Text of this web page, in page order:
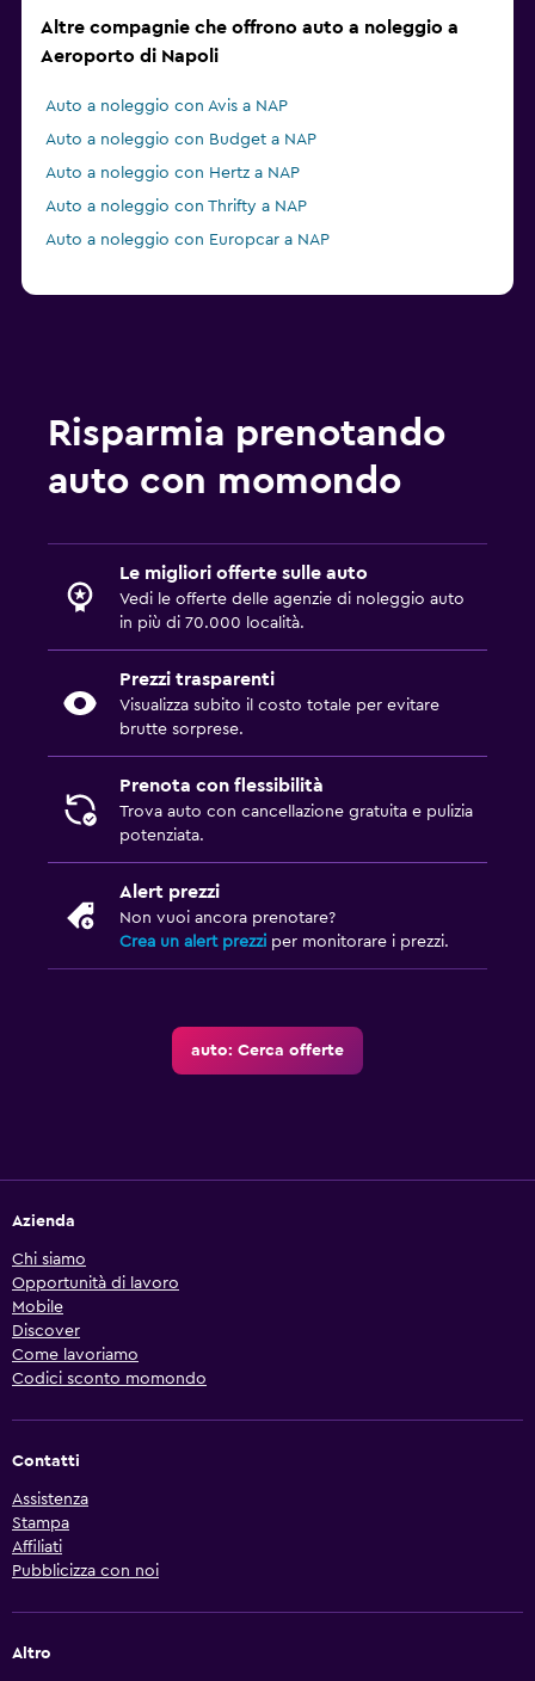
Altre compagnie che offrono auto a noleggio a
Aeroporto di Napoli
Auto a noleggio con Avis a NAP
Auto a noleggio con Budget a NAP
Auto a noleggio con Hertz a NAP
Auto a noleggio con Thrifty a NAP
Auto a noleggio con Europcar a NAP
Risparmia prenotando
auto con momondo
Le migliori offerte sulle auto
Vedi le offerte delle agenzie di noleggio auto
in più di 70.000 località.
Prezzi trasparenti
Visualizza subito il costo totale per evitare
brutte sorprese.
Prenota con flessibilità
Trova auto con cancellazione gratuita e pulizia
potenziata.
Alert prezzi
Non vuoi ancora prenotare?
Crea un alert prezzi per monitorare i prezzi.
auto: Cerca offerte
Azienda
Chi siamo
Opportunità di lavoro
Mobile
Discover
Come lavoriamo
Codici sconto momondo
Contatti
Assistenza
Stampa
Affiliati
Pubblicizza con noi
Altro